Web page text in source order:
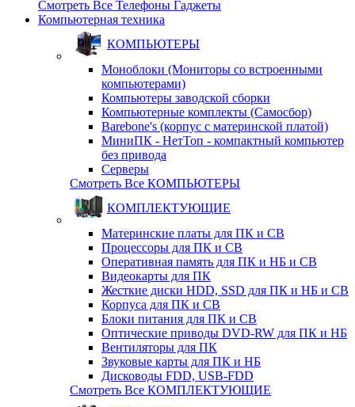
Смотреть Все Телефоны Гаджеты
Компьютерная техника
КОМПЬЮТЕРЫ
Моноблоки (Мониторы со встроенными
компьютерами)
Компьютеры заводской сборки
Компьютерные комплекты (Самосбор)
Barebone's (корпус с материнской платой)
МиниПК - НетТоп - компактный компьютер
без привода
Серверы
Смотреть Все КОМПЬЮТЕРЫ
КОМПЛЕКТУЮЩИЕ
Материнские платы для ПК и СВ
Процессоры для ПК и СВ
Оперативная память для ПК и НБ и СВ
Видеокарты для ПК
Жесткие диски HDD, SSD для ПК и НБ и СВ
Корпуса для ПК и СВ
Блоки питания для ПК и СВ
Оптические приводы DVD-RW для ПК и НБ
Вентиляторы для ПК
Звуковые карты для ПК и НБ
Дисководы FDD, USB-FDD
Смотреть Все КОМПЛЕКТУЮЩИЕ